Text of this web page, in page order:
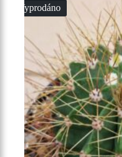
Vyprodáno